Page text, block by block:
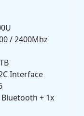
/ 2400Mhz
Interface
Bluetooth + 1x